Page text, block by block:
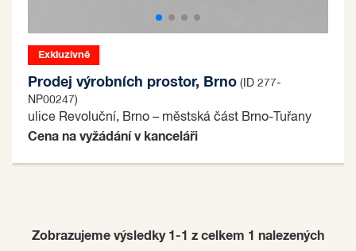
Exkluzivně
Prodej výrobních prostor, Brno (ID 277-
NP00247)
ulice Revoluční, Brno – městská část Brno-Tuřany
Cena na vyžádání v kanceláři
Zobrazujeme výsledky 1-1 z celkem 1 nalezených